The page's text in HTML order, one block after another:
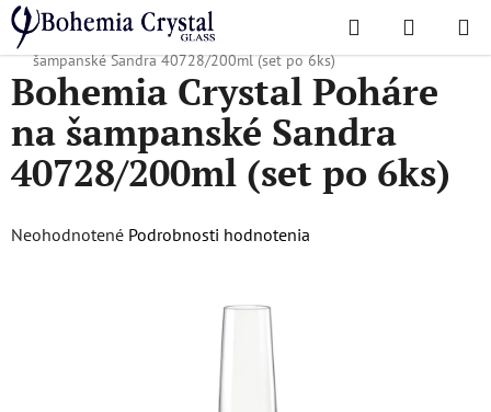
Prejsť
na
obsah
Hľadať
KOŠÍK
Domov
/ Obľúbené kolekcie / Sandra
Bohemia Crystal Poháre na
šampanské Sandra 40728/200ml (set po 6ks)
Bohemia Crystal Poháre
na šampanské Sandra
40728/200ml (set po 6ks)
Priemerné
Neohodnotené Podrobnosti hodnotenia